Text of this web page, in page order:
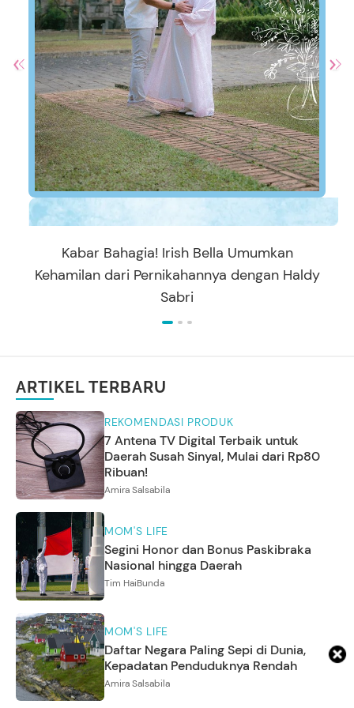
Kabar Bahagia! Irish Bella Umumkan
Kehamilan dari Pernikahannya dengan Haldy
Sabri
ARTIKEL TERBARU
REKOMENDASI PRODUK
7 Antena TV Digital Terbaik untuk
Daerah Susah Sinyal, Mulai dari Rp80
Ribuan!
Amira Salsabila
MOM'S LIFE
Segini Honor dan Bonus Paskibraka
Nasional hingga Daerah
Tim HaiBunda
MOM'S LIFE
Daftar Negara Paling Sepi di Dunia,
Kepadatan Penduduknya Rendah
Amira Salsabila